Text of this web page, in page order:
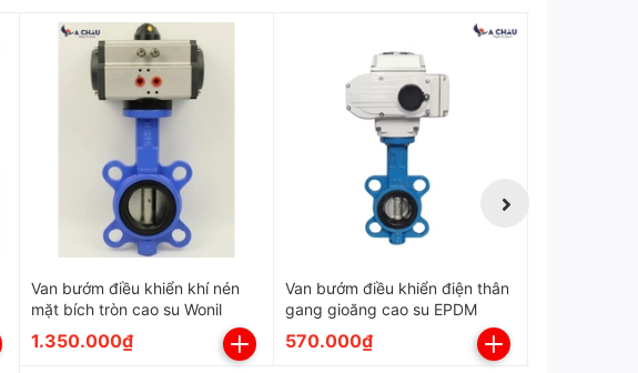
rò rỉ.
380V
Van bướm điều khiển khí nén
mặt bích tròn cao su Wonil
1.350.000₫
Van bướm điều khiển điện thân
gang gioăng cao su EPDM
570.000₫